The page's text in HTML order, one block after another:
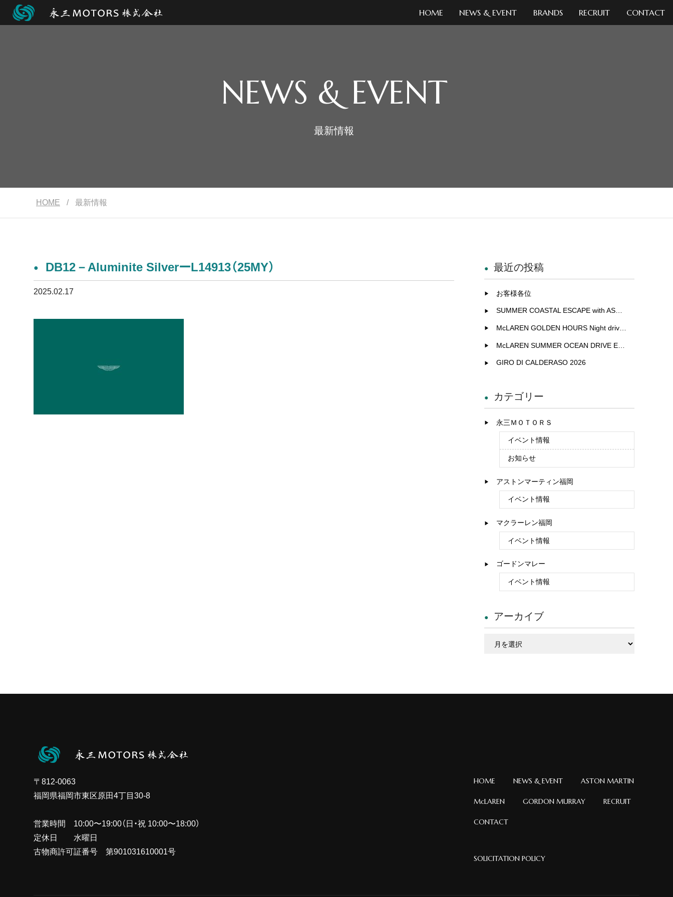
HOME NEWS & EVENT BRANDS RECRUIT CONTACT
NEWS & EVENT
最新情報
HOME / 最新情報
DB12－Aluminite SilverーL14913（25MY）
2025.02.17
最近の投稿
お客様各位
SUMMER COASTAL ESCAPE with ASTON MARTIN
McLAREN GOLDEN HOURS Night drive experience in Fukuoka
McLAREN SUMMER OCEAN DRIVE EXCLUSIVE EXPERIENCE IN KITAKYUSHU
GIRO DI CALDERASO 2026
カテゴリー
永三ＭＯＴＯＲＳ
イベント情報
お知らせ
アストンマーティン福岡
イベント情報
マクラーレン福岡
イベント情報
ゴードンマレー
イベント情報
アーカイブ
ブ
〒812-0063
福岡県福岡市東区原田4丁目30-8
営業時間 10:00〜19:00（日・祝 10:00〜18:00）
定休日 水曜日
古物商許可証番号 第901031610001号
HOME NEWS & EVENT ASTON MARTIN
McLAREN GORDON MURRAY RECRUIT
CONTACT
SOLICITATION POLICY